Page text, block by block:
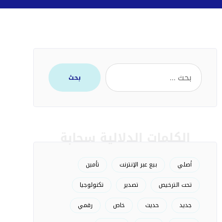
بحث
أصلي بيع عبر الإنترنت
تأمين
تحت الترخيص
تصدير
تكنولوجيا
جديد
حديث خاص
رقمي